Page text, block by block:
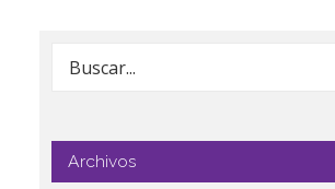
Buscar:
Archivos